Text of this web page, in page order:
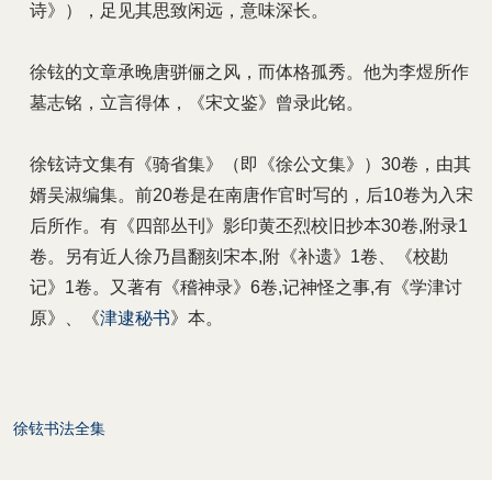
诗》），足见其思致闲远，意味深长。
徐铉的文章承晚唐骈俪之风，而体格孤秀。他为李煜所作
墓志铭，立言得体，《宋文鉴》曾录此铭。
徐铉诗文集有《骑省集》（即《徐公文集》）30卷，由其
婿吴淑编集。前20卷是在南唐作官时写的，后10卷为入宋
后所作。有《四部丛刊》影印黄丕烈校旧抄本30卷,附录1
卷。另有近人徐乃昌翻刻宋本,附《补遗》1卷、《校勘
记》1卷。又著有《稽神录》6卷,记神怪之事,有《学津讨
原》、《津逮秘书》本。
徐铉书法全集